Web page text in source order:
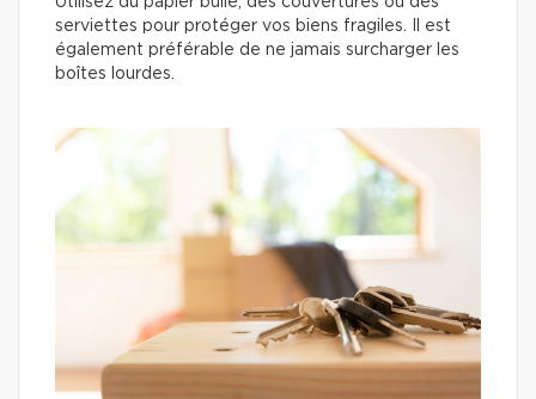
serviettes pour protéger vos biens fragiles. Il est
également préférable de ne jamais surcharger les
boîtes lourdes.